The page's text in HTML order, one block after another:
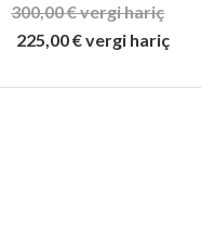
300,00 € vergi hariç
225,00 € vergi hariç